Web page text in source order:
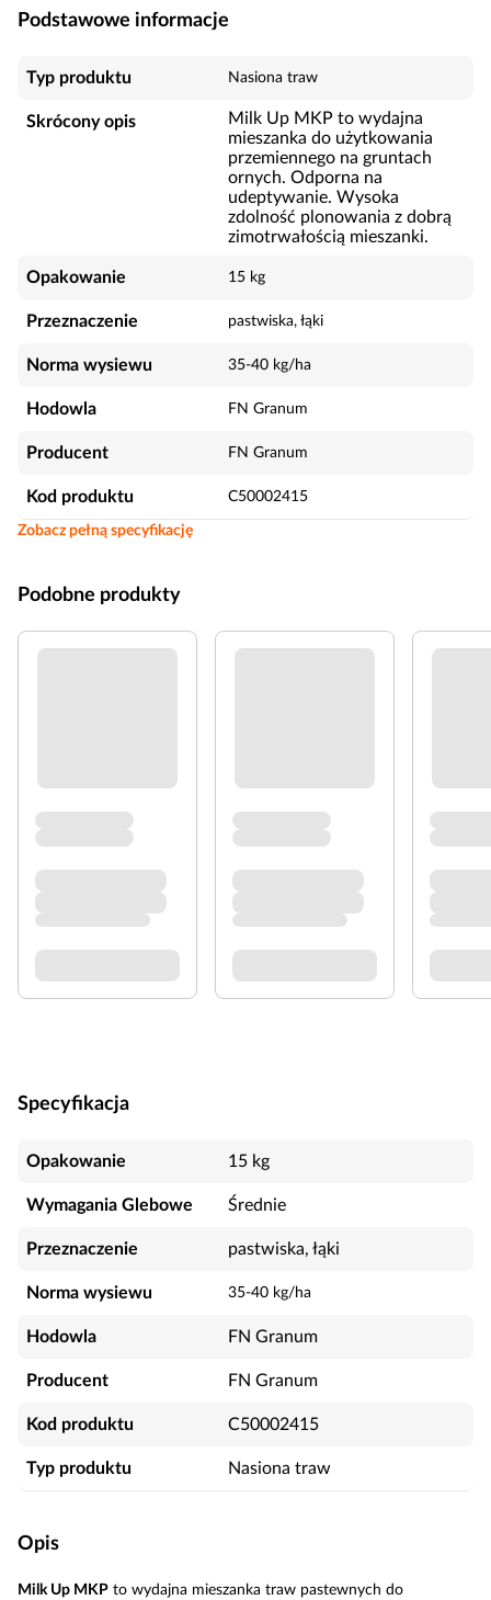
Podstawowe informacje
Typ produktu Nasiona traw
Skrócony opis
Milk Up MKP to wydajna
mieszanka do użytkowania
przemiennego na gruntach
ornych. Odporna na
udeptywanie. Wysoka
zdolność plonowania z dobrą
zimotrwałością mieszanki.
Opakowanie 15 kg
Przeznaczenie pastwiska, łąki
Norma wysiewu 35-40 kg/ha
Hodowla FN Granum
Producent FN Granum
Kod produktu C50002415
Zobacz pełną specyfikację
Podobne produkty
Specyfikacja
Opakowanie 15 kg
Wymagania Glebowe Średnie
Przeznaczenie pastwiska, łąki
Norma wysiewu 35-40 kg/ha
Hodowla FN Granum
Producent FN Granum
Kod produktu C50002415
Typ produktu Nasiona traw
Opis
Milk Up MKP to wydajna mieszanka traw pastewnych do